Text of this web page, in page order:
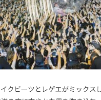
クビーツとレゲエがミックス